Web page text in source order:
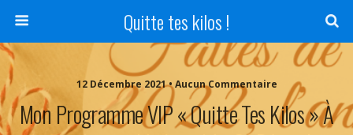
Quitte tes kilos !
12 Décembre 2021 • Aucun Commentaire
Mon Programme VIP « Quitte Tes Kilos » À